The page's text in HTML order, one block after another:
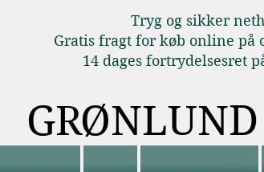
Tryg og sikker
Gratis fragt for køb online på
14 dages fortrydelsesret